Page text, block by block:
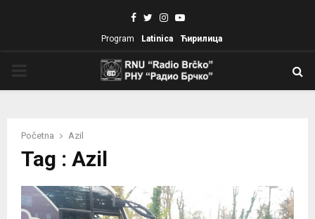
Facebook
TwitterInstagram
Youtube
Program Latinica Ћирилица
Početna Azil
Tag : Azil